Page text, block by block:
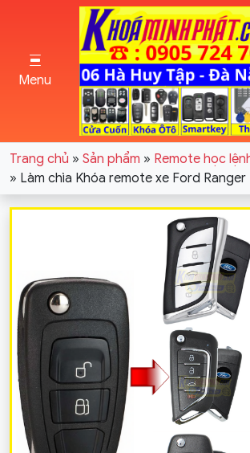
Menu
Trang chủ » Sản phẩm » Remote học
» Làm chìa Khóa remote xe Ford